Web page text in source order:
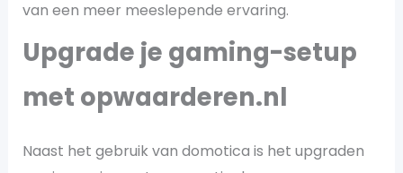
van een meer meeslepende ervaring.
Upgrade je gaming-setup
met opwaarderen.nl
Naast het gebruik van domotica is het upgraden